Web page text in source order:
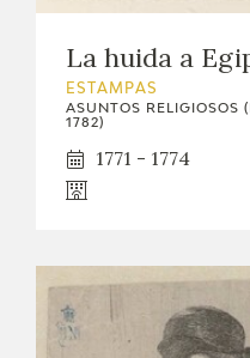
FRANCISCO DE GOYA
BIOGRAFÍA
CATÁLOGO
La huida a
ESTAMPAS
ASUNTOS RELIGIOSOS
1782)
1771 - 1774